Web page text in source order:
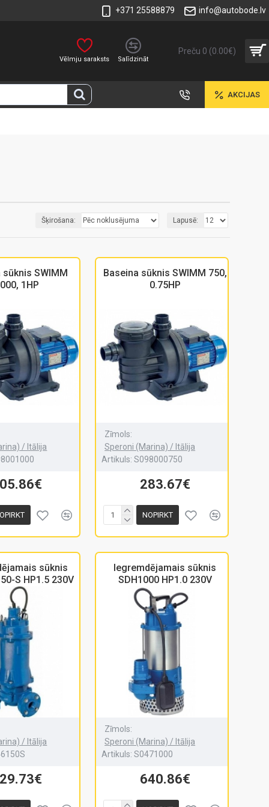
+371 25588879 info@autobode.lv
Vēlmju saraksts Salīdzināt
Preču 0 (0.00€)
AKCIJAS
Šķirošana: Lapusē:
sūknis SWIMM
1HP
/ Itālija
Baseina sūknis SWIMM 750,
0.75HP
Zīmols:
Speroni (Marina) / Itālija
Artikuls: S098000750
283.67€
NOPIRKT
sūknis
S HP1.5 230V
/ Itālija
Iegremdējamais sūknis
SDH1000 HP1.0 230V
Zīmols:
Speroni (Marina) / Itālija
Artikuls: S0471000
640.86€